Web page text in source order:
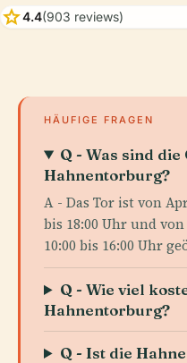
star4.4(903 reviews)
HÄUFIGE FRAGEN
Q - Was sind
Hahnentorburg?
A - Das Tor ist von
bis 18:00 Uhr und
10:00 bis 16:00 Uhr
Q - Wie viel
Hahnentorburg?
Q - Ist die